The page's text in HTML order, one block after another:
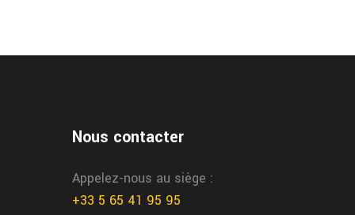
auto a Mont de Marsan chez Garrigue Vulco
Mouguerre entretien auto
Nous contacter
Appelez-nous au siège :
+33 5 65 41 95 95